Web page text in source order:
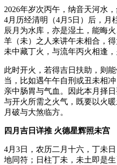
2026年岁次丙午，纳音天河水
4月历经清明（4月5日）后，月
辰月为水库，亦是湿土，能晦
羊（未）之人来讲午未相合，
未中藏丁火，与流年丙火相逢，
此时开火，若得吉日扶助，则
当，比如遇午午自刑或丑未相
亲中肠胃与气血。因此本月择
与开火所需之火气，既要以火
月破与大煞临方。
四月吉日详推 火德星辉照未宫
4月3日，农历二月十六，丁未
地同符；日柱丁未，未土即是